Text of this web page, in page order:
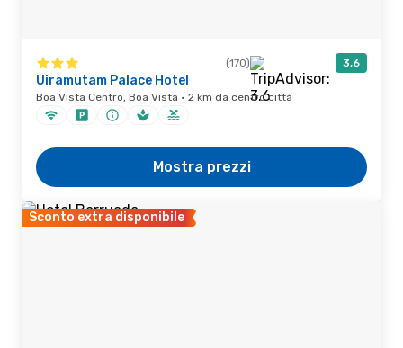
(170) 3,6
Uiramutam Palace Hotel
Boa Vista Centro, Boa Vista · 2 km da centro città
Mostra prezzi
Sconto extra disponibile